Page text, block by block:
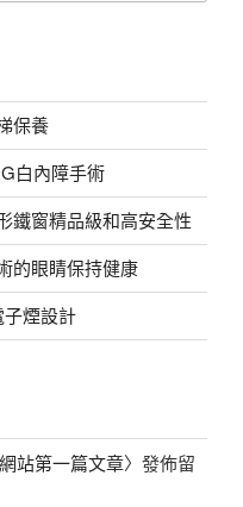
保養
白內障手術
鐵窗精品級和高安全性
的眼睛保持健康
煙設計
網站第一篇文章〉發佈留